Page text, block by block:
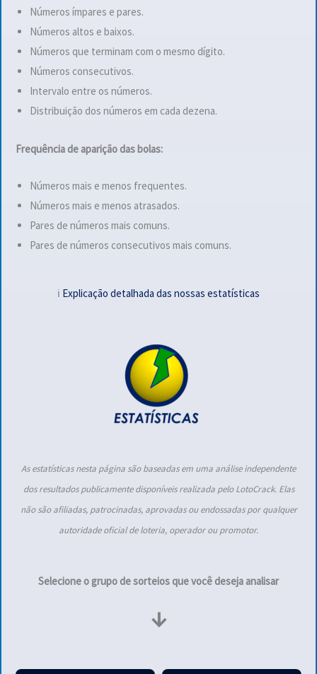
Números ímpares e pares.
Números altos e baixos.
Números que terminam com o mesmo dígito.
Números consecutivos.
Intervalo entre os números.
Distribuição dos números em cada dezena.
Frequência de aparição das bolas:
Números mais e menos frequentes.
Números mais e menos atrasados.
Pares de números mais comuns.
Pares de números consecutivos mais comuns.
ℹ️ Explicação detalhada das nossas estatísticas
As estatísticas nesta página são baseadas em uma análise independente
dos resultados publicamente disponíveis realizada pelo LotoCrack. Elas
não são afiliadas, patrocinadas, aprovadas ou endossadas por qualquer
autoridade oficial de loteria, operador ou promotor.
Selecione o grupo de sorteios que você deseja analisar
↓